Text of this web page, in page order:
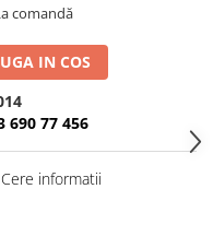
comandă
IN COS
690 77 456
informatii